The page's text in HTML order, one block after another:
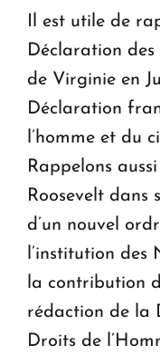
Il est utile de
Déclaration
de Virginie en
Déclaration
l’homme et du
Rappelons
Roosevelt dans
d’un nouvel
l’institution des
la contribution
rédaction de la
Droits de